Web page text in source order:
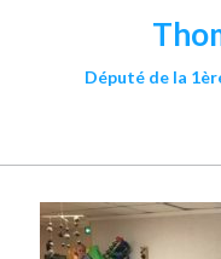
Député de la